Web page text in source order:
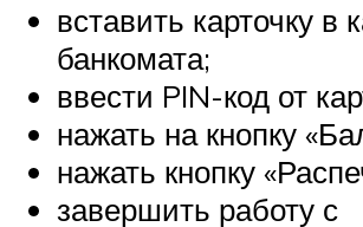
вставить карточку в
банкомата;
ввести PIN-код от
нажать на кнопку
нажать кнопку
завершить работу с